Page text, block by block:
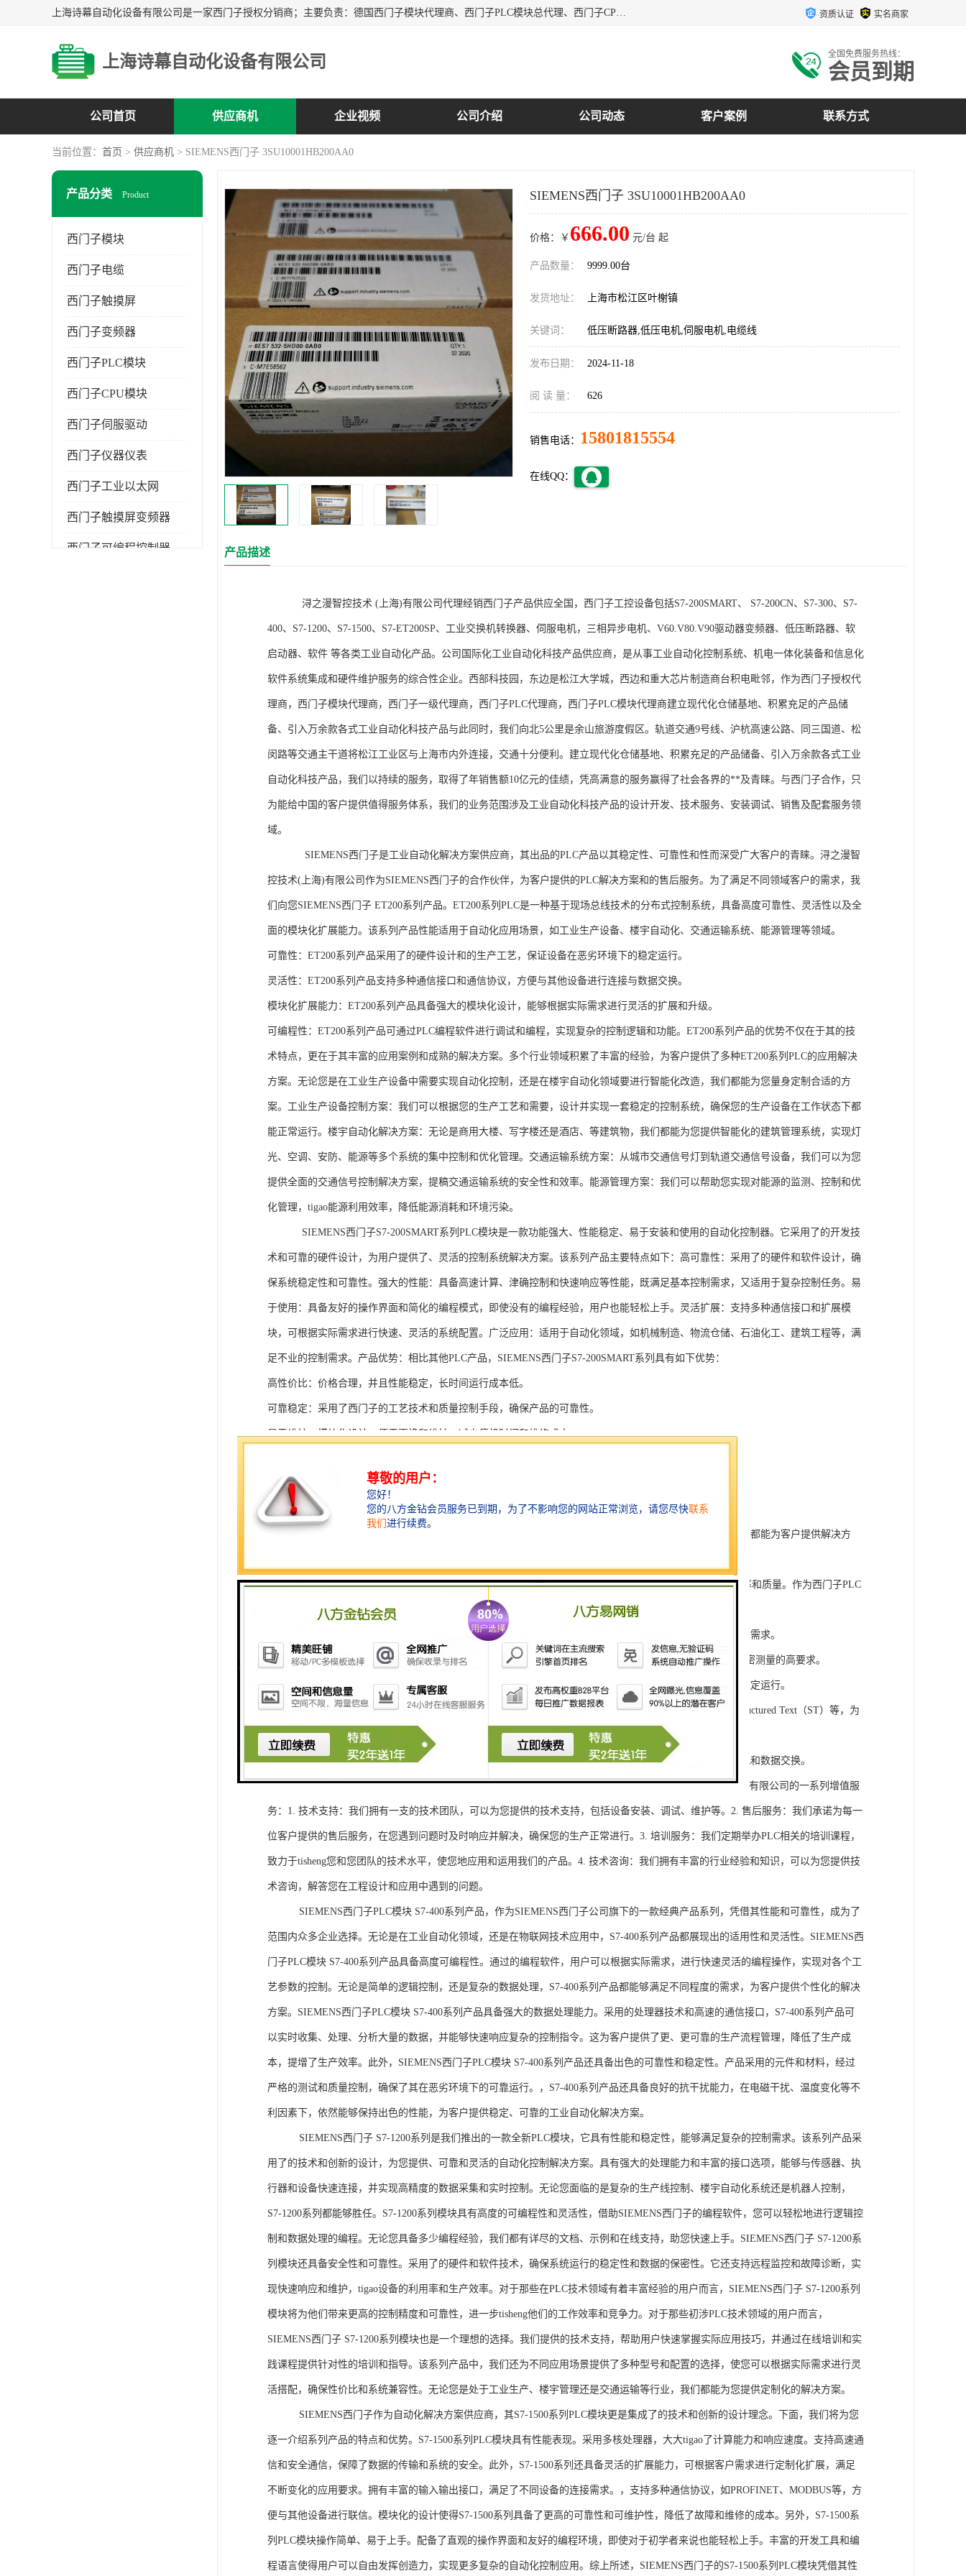
上海诗幕自动化设备有限公司是一家西门子授权分销商；主要负责：德国西门子模块代理商、西门子PLC模块总代理、西门子CPU模块代理商、西门子电缆代理、西门子触摸屏变频器总代理等专销售西门子各系列产品；实体公司，诚信经营，价格优势，品质保证，库存量大，供应！ 资质认证 实名商家
上海诗幕自动化设备有限公司 全国免费服务热线：
会员到期
公司首页 供应商机 企业视频 公司介绍 公司动态 客户案例 联系方式
当前位置： 首页 > 供应商机 > SIEMENS西门子 3SU10001HB200AA0
产品分类 Product
西门子模块
西门子电缆
西门子触摸屏
西门子变频器
西门子PLC模块
西门子CPU模块
西门子伺服驱动
西门子仪器仪表
西门子工业以太网
西门子触摸屏变频器
西门子可编程控制器
SIEMENS西门子 3SU10001HB200AA0
价格：￥ 666.00 元/台 起
产品数量： 9999.00台
发货地址： 上海市松江区叶榭镇
关键词： 低压断路器,低压电机,伺服电机,电缆线
发布日期： 2024-11-18
阅 读 量： 626
销售电话： 15801815554
在线QQ：
产品描述
浔之漫智控技术 (上海)有限公司代理经销西门子产品供应全国，西门子工控设备包括S7-200SMART、 S7-200CN、S7-300、S7-
400、S7-1200、S7-1500、S7-ET200SP、工业交换机转换器、伺服电机，三相异步电机、V60.V80.V90驱动器变频器、低压断路器、软
启动器、软件 等各类工业自动化产品。公司国际化工业自动化科技产品供应商，是从事工业自动化控制系统、机电一体化装备和信息化
软件系统集成和硬件维护服务的综合性企业。西部科技园，东边是松江大学城，西边和重大芯片制造商台积电毗邻，作为西门子授权代
理商，西门子模块代理商，西门子一级代理商，西门子PLC代理商，西门子PLC模块代理商建立现代化仓储基地、积累充足的产品储
备、引入万余款各式工业自动化科技产品与此同时，我们向北5公里是余山旅游度假区。轨道交通9号线、沪杭高速公路、同三国道、松
闵路等交通主干道将松江工业区与上海市内外连接，交通十分便利。建立现代化仓储基地、积累充足的产品储备、引入万余款各式工业
自动化科技产品，我们以持续的服务，取得了年销售额10亿元的佳绩，凭高满意的服务赢得了社会各界的**及青睐。与西门子合作，只
为能给中国的客户提供值得服务体系，我们的业务范围涉及工业自动化科技产品的设计开发、技术服务、安装调试、销售及配套服务领
域。
SIEMENS西门子是工业自动化解决方案供应商，其出品的PLC产品以其稳定性、可靠性和性而深受广大客户的青睐。浔之漫智
控技术(上海)有限公司作为SIEMENS西门子的合作伙伴，为客户提供的PLC解决方案和的售后服务。为了满足不同领域客户的需求，我
们向您SIEMENS西门子 ET200系列产品。ET200系列PLC是一种基于现场总线技术的分布式控制系统，具备高度可靠性、灵活性以及全
面的模块化扩展能力。该系列产品性能适用于自动化应用场景，如工业生产设备、楼宇自动化、交通运输系统、能源管理等领域。
可靠性：ET200系列产品采用了的硬件设计和的生产工艺，保证设备在恶劣环境下的稳定运行。
灵活性：ET200系列产品支持多种通信接口和通信协议，方便与其他设备进行连接与数据交换。
模块化扩展能力：ET200系列产品具备强大的模块化设计，能够根据实际需求进行灵活的扩展和升级。
可编程性：ET200系列产品可通过PLC编程软件进行调试和编程，实现复杂的控制逻辑和功能。ET200系列产品的优势不仅在于其的技
术特点，更在于其丰富的应用案例和成熟的解决方案。多个行业领域积累了丰富的经验，为客户提供了多种ET200系列PLC的应用解决
方案。无论您是在工业生产设备中需要实现自动化控制，还是在楼宇自动化领域要进行智能化改造，我们都能为您量身定制合适的方
案。工业生产设备控制方案：我们可以根据您的生产工艺和需要，设计并实现一套稳定的控制系统，确保您的生产设备在工作状态下都
能正常运行。楼宇自动化解决方案：无论是商用大楼、写字楼还是酒店、等建筑物，我们都能为您提供智能化的建筑管理系统，实现灯
光、空调、安防、能源等多个系统的集中控制和优化管理。交通运输系统方案：从城市交通信号灯到轨道交通信号设备，我们可以为您
提供全面的交通信号控制解决方案，提稿交通运输系统的安全性和效率。能源管理方案：我们可以帮助您实现对能源的监测、控制和优
化管理，tigao能源利用效率，降低能源消耗和环境污染。
SIEMENS西门子S7-200SMART系列PLC模块是一款功能强大、性能稳定、易于安装和使用的自动化控制器。它采用了的开发技
术和可靠的硬件设计，为用户提供了、灵活的控制系统解决方案。该系列产品主要特点如下：高可靠性：采用了的硬件和软件设计，确
保系统稳定性和可靠性。强大的性能：具备高速计算、津确控制和快速响应等性能，既满足基本控制需求，又适用于复杂控制任务。易
于使用：具备友好的操作界面和简化的编程模式，即使没有的编程经验，用户也能轻松上手。灵活扩展：支持多种通信接口和扩展模
块，可根据实际需求进行快速、灵活的系统配置。广泛应用：适用于自动化领域，如机械制造、物流仓储、石油化工、建筑工程等，满
足不业的控制需求。产品优势：相比其他PLC产品，SIEMENS西门子S7-200SMART系列具有如下优势：
高性价比：价格合理，并且性能稳定，长时间运行成本低。
可靠稳定：采用了西门子的工艺技术和质量控制手段，确保产品的可靠性。
易于维护：模块化设计，便于更换和维护，减少停机时间和维修成本。
灵活配置：多种通信接口和编程模式可选，满足不同用户的个性化要求。
快速部署：配备了完善的软件工具和技术支持，可快速部署系统，缩短项目周期。
在智能科技、自动化科技和机电领域内有着到的见解。无论是提供技术咨询，还是进行技术开发和转让，我们都能为客户提供解决方
SIEMENS西门子PLC模块S7-300系列产品是一系列高可靠性、高性能的工控设备，旨在tisheng生产效率和质量。作为西门子PLC
系列中的重要组成部分，S7-300系列产品具有以下突出特点：
1. 灵活性和可扩展性：S7-300系列产品设计特，可根据客户需求灵活配置输入输出模块，满足不同规模工程的需求。
2. 高速、高精度的模拟量输入输出：S7-300系列产品支持多达8个模拟量输入输出通道，可满足对于控制和精密测量的高要求。
3. 高可靠性和稳定性：S7-300系列产品采用的硬件和软件技术，具有高度可靠性和稳定性，保证系统的长期稳定运行。
4. 灵活可编程：S7-300系列产品采用TIA Portal开发环境，支持多种编程语言，如Ladder Diagram（LD）、Structured Text（ST）等，为
工程师提供了更多编程选择。
5. 可靠的通讯接口：S7-300系列产品配备丰富的通讯接口，可与其他工控设备无缝集成，实现设备之间的通讯和数据交换。
购买SIEMENS西门子PLC模块S7-300系列产品，不仅获得了可靠的工控设备，还将获得浔之漫智控技术(上海)有限公司的一系列增值服
务：1. 技术支持：我们拥有一支的技术团队，可以为您提供的技术支持，包括设备安装、调试、维护等。2. 售后服务：我们承诺为每一
位客户提供的售后服务，在您遇到问题时及时响应并解决，确保您的生产正常进行。3. 培训服务：我们定期举办PLC相关的培训课程，
致力于tisheng您和您团队的技术水平，使您地应用和运用我们的产品。4. 技术咨询：我们拥有丰富的行业经验和知识，可以为您提供技
术咨询，解答您在工程设计和应用中遇到的问题。
SIEMENS西门子PLC模块 S7-400系列产品，作为SIEMENS西门子公司旗下的一款经典产品系列，凭借其性能和可靠性，成为了
范围内众多企业选择。无论是在工业自动化领域，还是在物联网技术应用中，S7-400系列产品都展现出的适用性和灵活性。SIEMENS西
门子PLC模块 S7-400系列产品具备高度可编程性。通过的编程软件，用户可以根据实际需求，进行快速灵活的编程操作，实现对各个工
艺参数的控制。无论是简单的逻辑控制，还是复杂的数据处理，S7-400系列产品都能够满足不同程度的需求，为客户提供个性化的解决
方案。SIEMENS西门子PLC模块 S7-400系列产品具备强大的数据处理能力。采用的处理器技术和高速的通信接口，S7-400系列产品可
以实时收集、处理、分析大量的数据，并能够快速响应复杂的控制指令。这为客户提供了更、更可靠的生产流程管理，降低了生产成
本，提增了生产效率。此外，SIEMENS西门子PLC模块 S7-400系列产品还具备出色的可靠性和稳定性。产品采用的元件和材料，经过
严格的测试和质量控制，确保了其在恶劣环境下的可靠运行。，S7-400系列产品还具备良好的抗干扰能力，在电磁干扰、温度变化等不
利因素下，依然能够保持出色的性能，为客户提供稳定、可靠的工业自动化解决方案。
SIEMENS西门子 S7-1200系列是我们推出的一款全新PLC模块，它具有性能和稳定性，能够满足复杂的控制需求。该系列产品采
用了的技术和创新的设计，为您提供、可靠和灵活的自动化控制解决方案。具有强大的处理能力和丰富的接口选项，能够与传感器、执
行器和设备快速连接，并实现高精度的数据采集和实时控制。无论您面临的是复杂的生产线控制、楼宇自动化系统还是机器人控制，
S7-1200系列都能够胜任。S7-1200系列模块具有高度的可编程性和灵活性，借助SIEMENS西门子的编程软件，您可以轻松地进行逻辑控
制和数据处理的编程。无论您具备多少编程经验，我们都有详尽的文档、示例和在线支持，助您快速上手。SIEMENS西门子 S7-1200系
列模块还具备安全性和可靠性。采用了的硬件和软件技术，确保系统运行的稳定性和数据的保密性。它还支持远程监控和故障诊断，实
现快速响应和维护，tigao设备的利用率和生产效率。对于那些在PLC技术领域有着丰富经验的用户而言，SIEMENS西门子 S7-1200系列
模块将为他们带来更高的控制精度和可靠性，进一步tisheng他们的工作效率和竞争力。对于那些初涉PLC技术领域的用户而言，
SIEMENS西门子 S7-1200系列模块也是一个理想的选择。我们提供的技术支持，帮助用户快速掌握实际应用技巧，并通过在线培训和实
践课程提供针对性的培训和指导。该系列产品中，我们还为不同应用场景提供了多种型号和配置的选择，使您可以根据实际需求进行灵
活搭配，确保性价比和系统兼容性。无论您是处于工业生产、楼宇管理还是交通运输等行业，我们都能为您提供定制化的解决方案。
SIEMENS西门子作为自动化解决方案供应商，其S7-1500系列PLC模块更是集成了的技术和创新的设计理念。下面，我们将为您
逐一介绍系列产品的特点和优势。S7-1500系列PLC模块具有性能表现。采用多核处理器，大大tigao了计算能力和响应速度。支持高速通
信和安全通信，保障了数据的传输和系统的安全。此外，S7-1500系列还具备灵活的扩展能力，可根据客户需求进行定制化扩展，满足
不断变化的应用要求。拥有丰富的输入输出接口，满足了不同设备的连接需求。，支持多种通信协议，如PROFINET、MODBUS等，方
便与其他设备进行联信。模块化的设计使得S7-1500系列具备了更高的可靠性和可维护性，降低了故障和维修的成本。另外，S7-1500系
列PLC模块操作简单、易于上手。配备了直观的操作界面和友好的编程环境，即使对于初学者来说也能轻松上手。丰富的开发工具和编
程语言使得用户可以自由发挥创造力，实现更多复杂的自动化控制应用。综上所述，SIEMENS西门子的S7-1500系列PLC模块凭借其性